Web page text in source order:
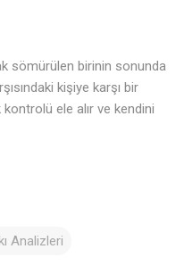
sömürülen birinin sonunda
kişiye karşı bir
kontrolü ele alır ve kendini
Analizleri